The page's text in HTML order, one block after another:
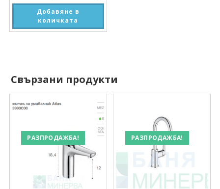
Добавяне в
количката
Свързани продукти
РАЗПРОДАЖБА! РАЗПРОДАЖБА!